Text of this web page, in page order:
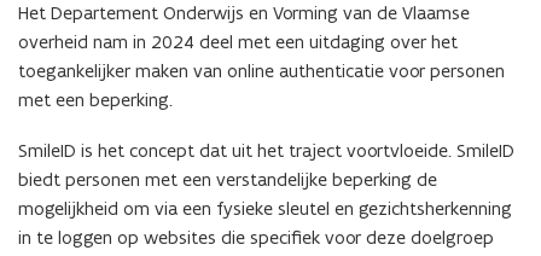
Vorming
​Het Departement Onderwijs en Vorming van de Vlaamse
overheid nam in 2024 deel met een uitdaging over het
toegankelijker maken van online authenticatie voor personen
met een beperking.
​SmileID is het concept dat uit het traject voortvloeide. SmileID
biedt personen met een verstandelijke beperking de
mogelijkheid om via een fysieke sleutel en gezichtsherkenning
in te loggen op websites die specifiek voor deze doelgroep